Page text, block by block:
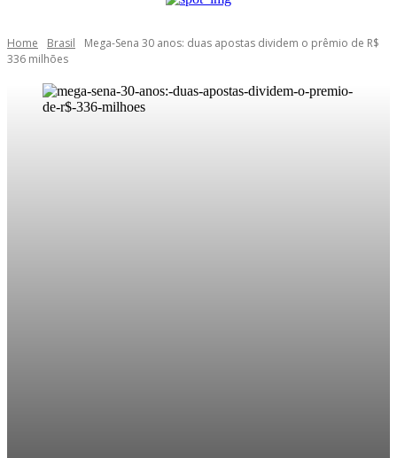
Home Brasil
Mega-Sena 30 anos: duas apostas dividem o prêmio de R$
336 milhões